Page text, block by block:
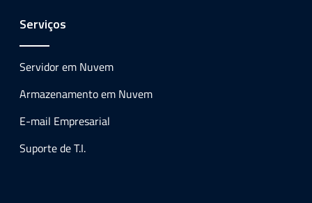
Serviços
Servidor em Nuvem
Armazenamento em Nuvem
E-mail Empresarial
Suporte de T.I.